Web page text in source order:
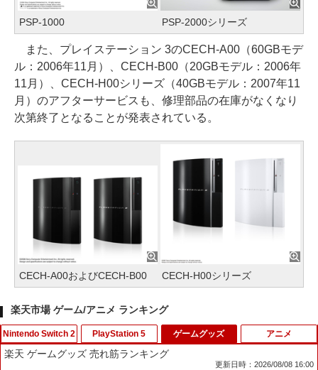
PSP-1000 PSP-2000シリーズ
また、プレイステーション 3のCECH-A00（60GBモデ
ル：2006年11月）、CECH-B00（20GBモデル：2006年
11月）、CECH-H00シリーズ（40GBモデル：2007年11
月）のアフターサービスも、修理部品の在庫がなくなり
次第終了となることが発表されている。
CECH-A00およびCECH-B00 CECH-H00シリーズ
楽天市場 ゲーム/アニメ ランキング
Nintendo Switch 2 PlayStation 5 ゲームグッズ
楽天 ゲームグッズ 売れ筋ランキング
更新日時：2026/08/08 16:00
アニメ